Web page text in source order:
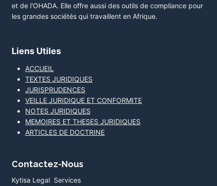
et de l'OHADA. Elle offre aussi des outils de compliance pour
les grandes sociétés qui travaillent en Afrique.
Liens Utiles
ACCUEIL
TEXTES JURIDIQUES
JURISPRUDENCES
VEILLE JURIDIQUE ET CONFORMITE
NOTES JURIDIQUES
MEMOIRES ET THESES JURIDIQUES
ARTICLES DE DOCTRINE
Contactez-Nous
Kytisa Legal Services